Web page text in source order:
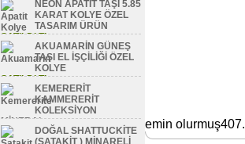
NEON APATİT TAŞI 5.85
KARAT KOLYE ÖZEL
TASARIM ÜRÜN
SATILDI TL
AKUAMARİN GÜNEŞ
TAŞI EL İŞÇİLİĞİ ÖZEL
KOLYE
SATILDI TL
KEMERERİT
KAMMERERİT
KOLEKSİYON
MİNERAL
SATILDI TLDOĞAL SHATTUCKİTE
(ŞATAKİT ) MİNARELİ
emin olurmuş407.